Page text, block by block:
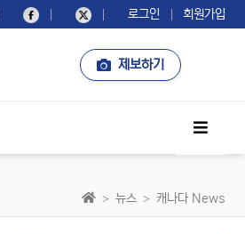
로그인 회원가입
제보하기
사이드
홈으로뉴스 캐나다 News